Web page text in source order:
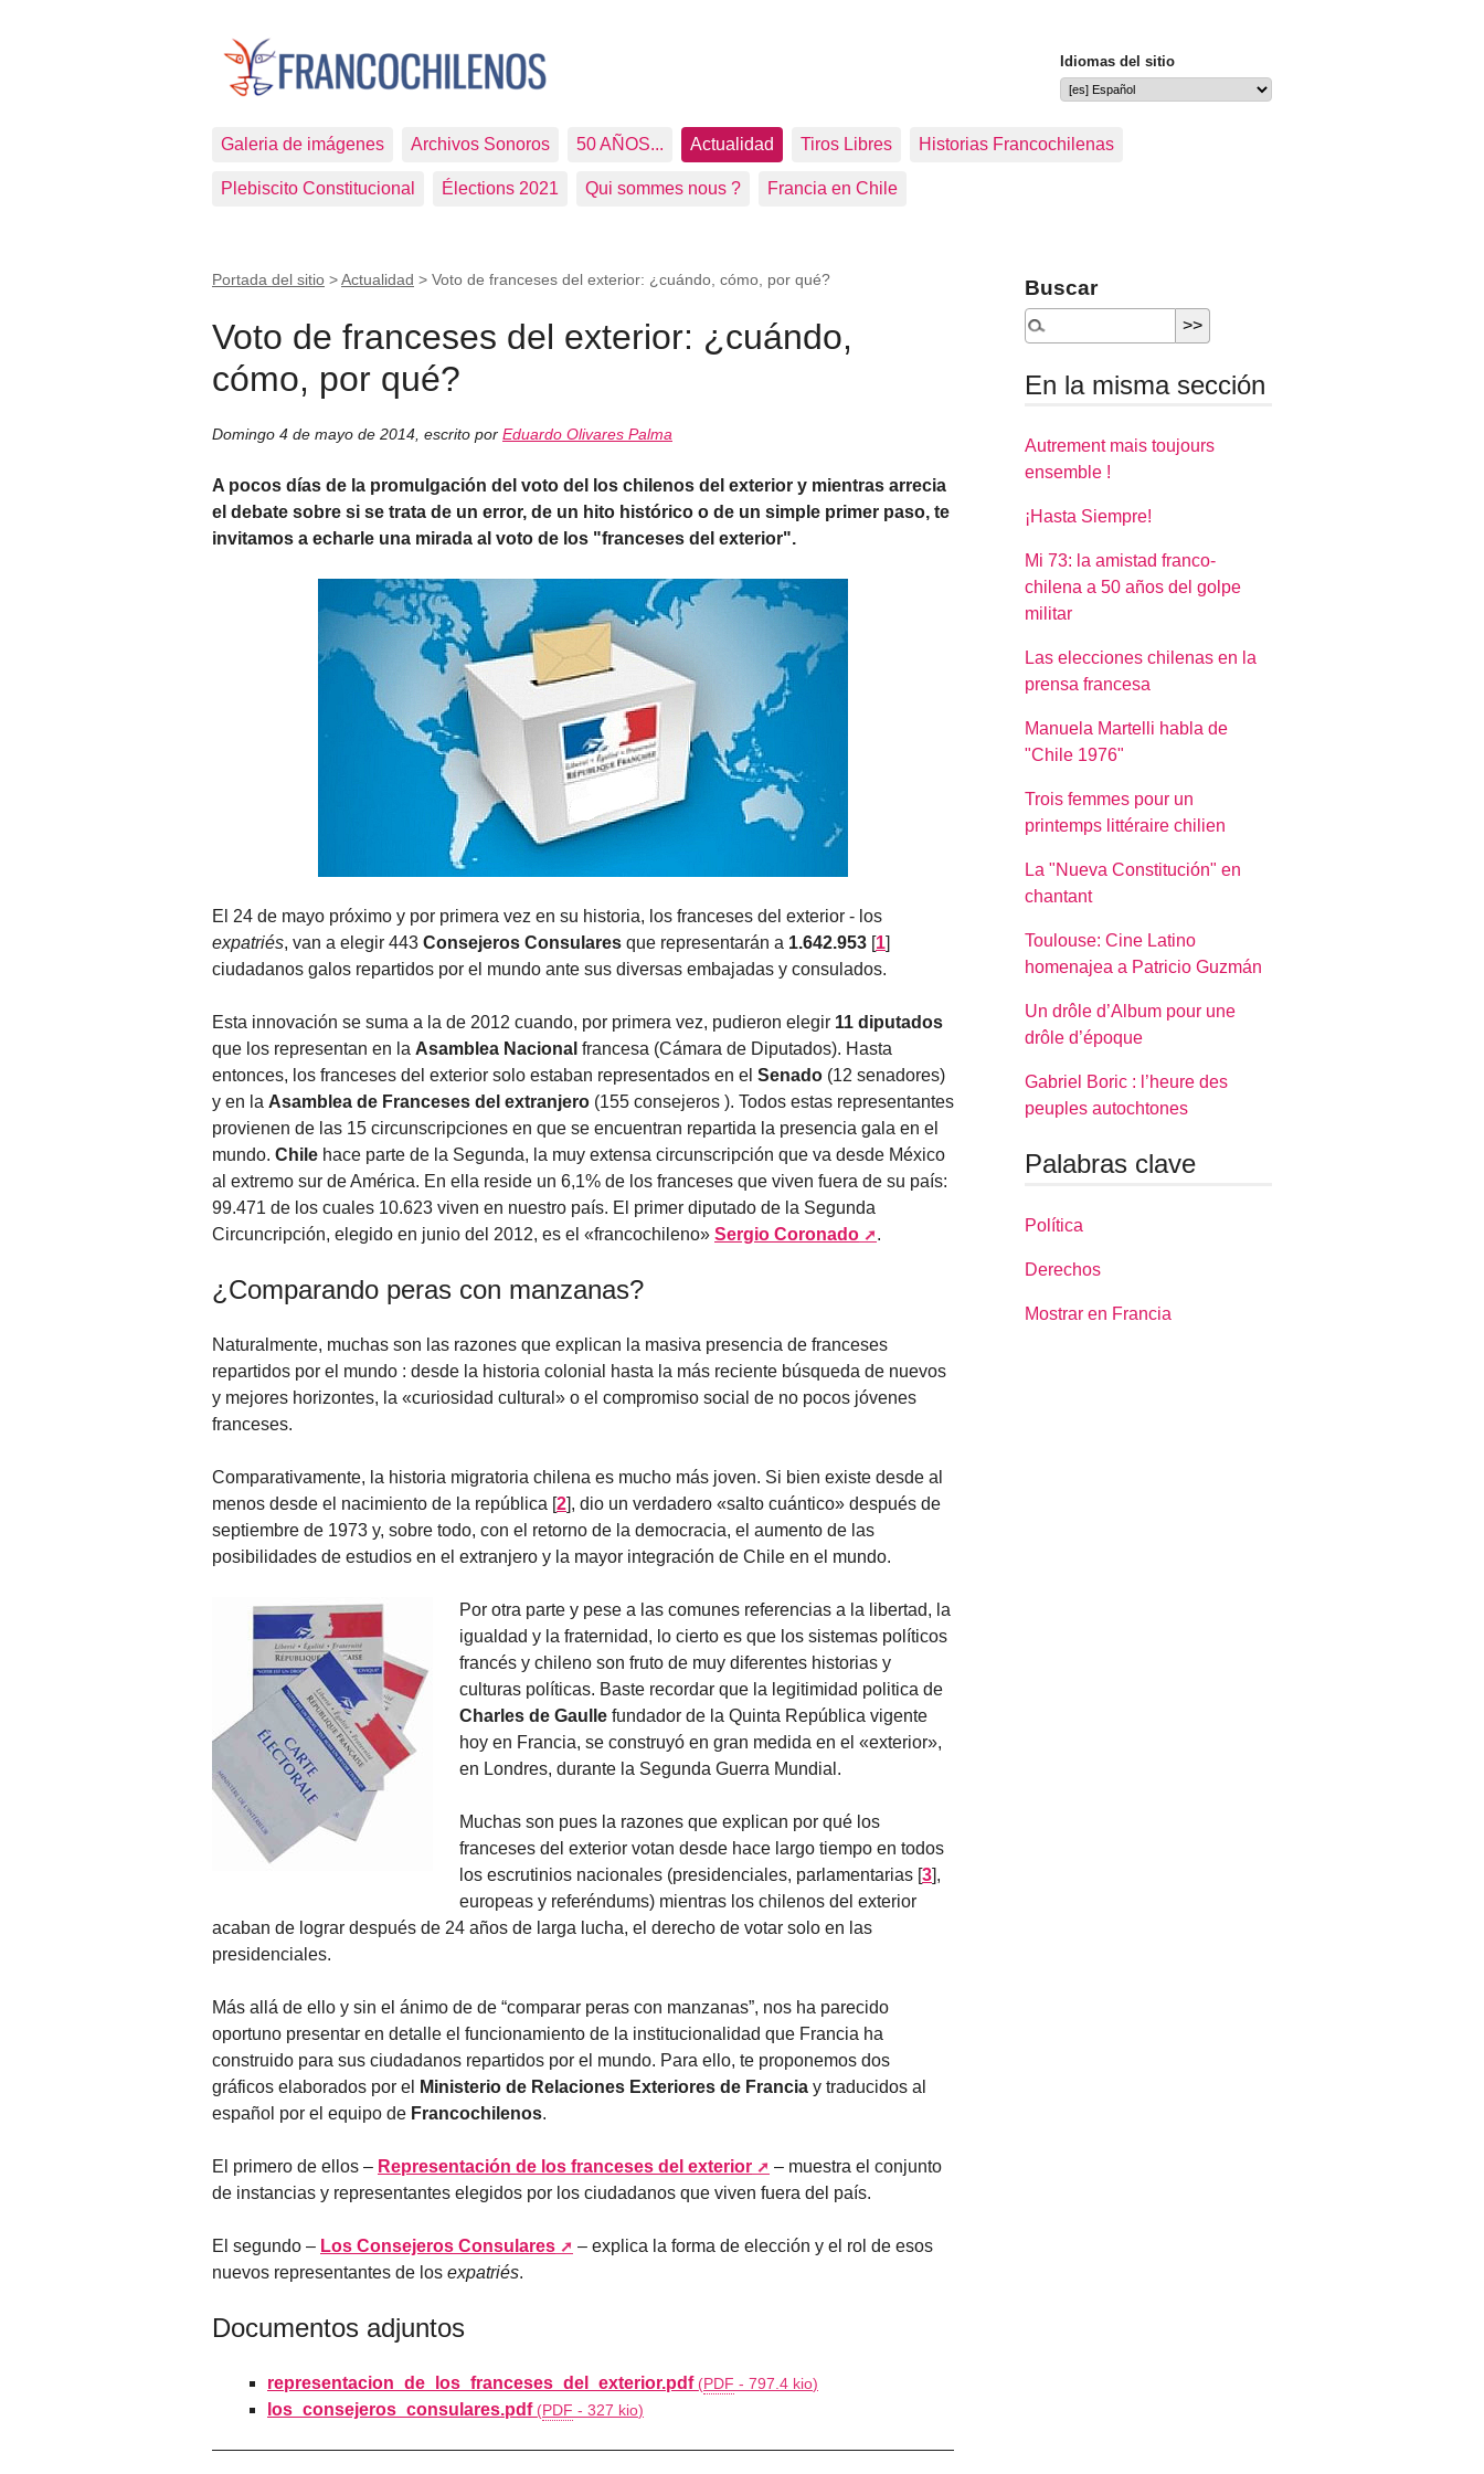
Idiomas del sitio
Galeria de imágenes Archivos Sonoros 50 AÑOS... Actualidad Tiros Libres Historias Francochilenas
Plebiscito Constitucional Élections 2021 Qui sommes nous ? Francia en Chile
Portada del sitio >Actualidad > Voto de franceses del exterior: ¿cuándo, cómo, por qué?
Voto de franceses del exterior: ¿cuándo,
cómo, por qué?
Domingo 4 de mayo de 2014 escrito por Eduardo Olivares Palma
A pocos días de la promulgación del voto del los chilenos del exterior y mientras arrecia
el debate sobre si se trata de un error, de un hito histórico o de un simple primer paso, te
invitamos a echarle una mirada al voto de los "franceses del exterior".
El 24 de mayo próximo y por primera vez en su historia, los franceses del exterior - los
expatriés, van a elegir 443 Consejeros Consulares que representarán a 1.642.953 [1]
ciudadanos galos repartidos por el mundo ante sus diversas embajadas y consulados.
Esta innovación se suma a la de 2012 cuando, por primera vez, pudieron elegir 11 diputados
que los representan en la Asamblea Nacional francesa (Cámara de Diputados). Hasta
entonces, los franceses del exterior solo estaban representados en el Senado (12 senadores)
y en la Asamblea de Franceses del extranjero (155 consejeros ). Todos estas representantes
provienen de las 15 circunscripciones en que se encuentran repartida la presencia gala en el
mundo. Chile hace parte de la Segunda, la muy extensa circunscripción que va desde México
al extremo sur de América. En ella reside un 6,1% de los franceses que viven fuera de su país:
99.471 de los cuales 10.623 viven en nuestro país. El primer diputado de la Segunda
Circuncripción, elegido en junio del 2012, es el «francochileno» Sergio Coronado .
¿Comparando peras con manzanas?
Naturalmente, muchas son las razones que explican la masiva presencia de franceses
repartidos por el mundo : desde la historia colonial hasta la más reciente búsqueda de nuevos
y mejores horizontes, la «curiosidad cultural» o el compromiso social de no pocos jóvenes
franceses.
Comparativamente, la historia migratoria chilena es mucho más joven. Si bien existe desde al
menos desde el nacimiento de la república [2], dio un verdadero «salto cuántico» después de
septiembre de 1973 y, sobre todo, con el retorno de la democracia, el aumento de las
posibilidades de estudios en el extranjero y la mayor integración de Chile en el mundo.
Por otra parte y pese a las comunes referencias a la libertad, la
igualdad y la fraternidad, lo cierto es que los sistemas políticos
francés y chileno son fruto de muy diferentes historias y
culturas políticas. Baste recordar que la legitimidad politica de
Charles de Gaulle fundador de la Quinta República vigente
hoy en Francia, se construyó en gran medida en el «exterior»,
en Londres, durante la Segunda Guerra Mundial.
Muchas son pues la razones que explican por qué los
franceses del exterior votan desde hace largo tiempo en todos
los escrutinios nacionales (presidenciales, parlamentarias [3],
europeas y referéndums) mientras los chilenos del exterior
acaban de lograr después de 24 años de larga lucha, el derecho de votar solo en las
presidenciales.
Más allá de ello y sin el ánimo de de “comparar peras con manzanas”, nos ha parecido
oportuno presentar en detalle el funcionamiento de la institucionalidad que Francia ha
construido para sus ciudadanos repartidos por el mundo. Para ello, te proponemos dos
gráficos elaborados por el
Ministerio de Relaciones Exteriores de Francia y traducidos al
español por el equipo de Francochilenos.
El primero de ellos – Representación de los franceses del exterior
– muestra el conjunto
de instancias y representantes elegidos por los ciudadanos que viven fuera del país.
El segundo – Los Consejeros Consulares
– explica la forma de elección y el rol de esos
nuevos representantes de los expatriés.
Documentos adjuntos
representacion_de_los_franceses_del_exterior.pdf (PDF - 797.4 kio)
los_consejeros_consulares.pdf (PDF - 327 kio)
Buscar
En la misma sección
Autrement mais toujours
ensemble !
¡Hasta Siempre!
Mi 73: la amistad franco-
chilena a 50 años del golpe
militar
Las elecciones chilenas en la
prensa francesa
Manuela Martelli habla de
"Chile 1976"
Trois femmes pour un
printemps littéraire chilien
La "Nueva Constitución" en
chantant
Toulouse: Cine Latino
homenajea a Patricio Guzmán
Un drôle d’Album pour une
drôle d’époque
Gabriel Boric : l’heure des
peuples autochtones
Palabras clave
Política
Derechos
Mostrar en Francia